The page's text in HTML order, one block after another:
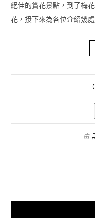
絕佳的賞花景點，到了梅
花，接下來為各位介紹幾
由